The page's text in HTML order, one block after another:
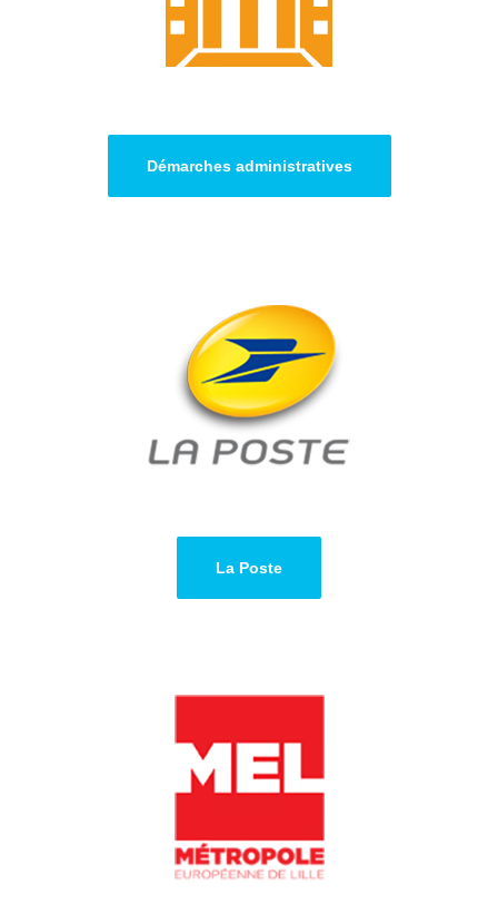
Démarches administratives
La Poste